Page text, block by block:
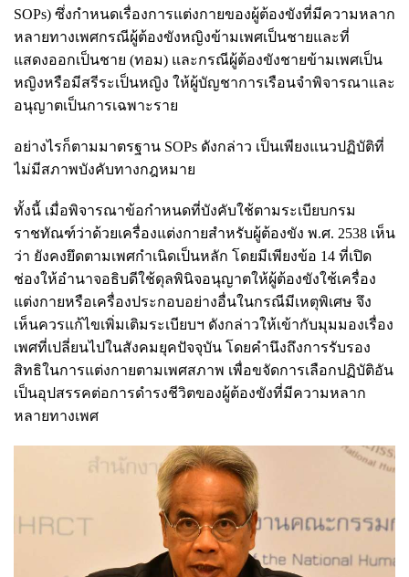
SOPs) ซึ่งกำหนดเรื่องการแต่งกายของผู้ต้องขังที่มีความหลาก
หลายทางเพศกรณีผู้ต้องขังหญิงข้ามเพศเป็นชายและที่
แสดงออกเป็นชาย (ทอม) และกรณีผู้ต้องขังชายข้ามเพศเป็น
หญิงหรือมีสรีระเป็นหญิง ให้ผู้บัญชาการเรือนจำพิจารณาและ
อนุญาตเป็นการเฉพาะราย
อย่างไรก็ตามมาตรฐาน SOPs ดังกล่าว เป็นเพียงแนวปฏิบัติที่
ไม่มีสภาพบังคับทางกฎหมาย
ทั้งนี้ เมื่อพิจารณาข้อกำหนดที่บังคับใช้ตามระเบียบกรม
ราชทัณฑ์ว่าด้วยเครื่องแต่งกายสำหรับผู้ต้องขัง พ.ศ. 2538 เห็น
ว่า ยังคงยึดตามเพศกำเนิดเป็นหลัก โดยมีเพียงข้อ 14 ที่เปิด
ช่องให้อำนาจอธิบดีใช้ดุลพินิจอนุญาตให้ผู้ต้องขังใช้เครื่อง
แต่งกายหรือเครื่องประกอบอย่างอื่นในกรณีมีเหตุพิเศษ จึง
เห็นควรแก้ไขเพิ่มเติมระเบียบฯ ดังกล่าวให้เข้ากับมุมมองเรื่อง
เพศที่เปลี่ยนไปในสังคมยุคปัจจุบัน โดยคำนึงถึงการรับรอง
สิทธิในการแต่งกายตามเพศสภาพ เพื่อขจัดการเลือกปฏิบัติอัน
เป็นอุปสรรคต่อการดำรงชีวิตของผู้ต้องขังที่มีความหลาก
หลายทางเพศ